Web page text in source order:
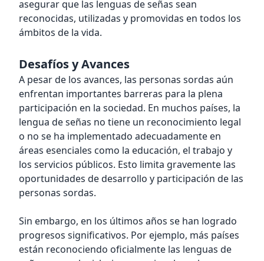
asegurar que las lenguas de señas sean
reconocidas, utilizadas y promovidas en todos los
ámbitos de la vida.
Desafíos y Avances
A pesar de los avances, las personas sordas aún
enfrentan importantes barreras para la plena
participación en la sociedad. En muchos países, la
lengua de señas no tiene un reconocimiento legal
o no se ha implementado adecuadamente en
áreas esenciales como la educación, el trabajo y
los servicios públicos. Esto limita gravemente las
oportunidades de desarrollo y participación de las
personas sordas.
Sin embargo, en los últimos años se han logrado
progresos significativos. Por ejemplo, más países
están reconociendo oficialmente las lenguas de